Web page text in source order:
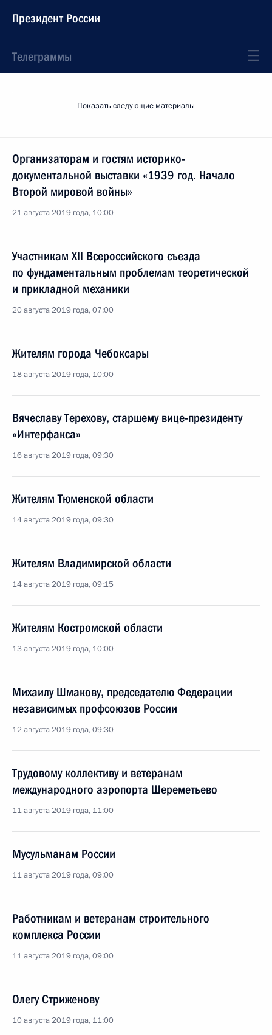
Президент России
Телеграммы
Показать следующие материалы
Организаторам и гостям историко-
документальной выставки «1939 год. Начало
Второй мировой войны»
21 августа 2019 года, 10:00
Участникам XII Всероссийского съезда
по фундаментальным проблемам теоретической
и прикладной механики
20 августа 2019 года, 07:00
Жителям города Чебоксары
18 августа 2019 года, 10:00
Вячеславу Терехову, старшему вице-президенту
«Интерфакса»
16 августа 2019 года, 09:30
Жителям Тюменской области
14 августа 2019 года, 09:30
Жителям Владимирской области
14 августа 2019 года, 09:15
Жителям Костромской области
13 августа 2019 года, 10:00
Михаилу Шмакову, председателю Федерации
независимых профсоюзов России
12 августа 2019 года, 09:30
Трудовому коллективу и ветеранам
международного аэропорта Шереметьево
11 августа 2019 года, 11:00
Мусульманам России
11 августа 2019 года, 09:00
Работникам и ветеранам строительного
комплекса России
11 августа 2019 года, 09:00
Олегу Стриженову
10 августа 2019 года, 11:00